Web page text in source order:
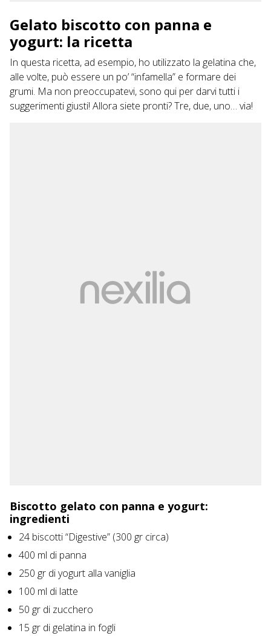
Gelato biscotto con panna e
yogurt: la ricetta
In questa ricetta, ad esempio, ho utilizzato la gelatina che,
alle volte, può essere un po’ “infamella” e formare dei
grumi. Ma non preoccupatevi, sono qui per darvi tutti i
suggerimenti giusti! Allora siete pronti? Tre, due, uno… via!
Biscotto gelato con panna e yogurt:
ingredienti
24 biscotti “Digestive” (300 gr circa)
400 ml di panna
250 gr di yogurt alla vaniglia
100 ml di latte
50 gr di zucchero
15 gr di gelatina in fogli